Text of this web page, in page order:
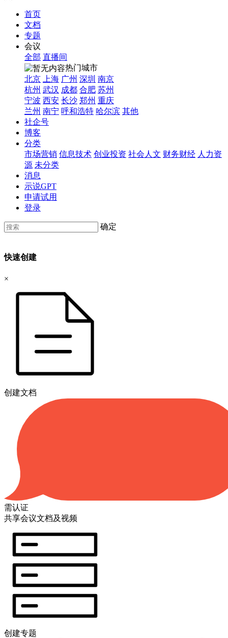
首页
文档
专题
会议
全部 直播间
热门城市
北京
上海 广州 深圳 南京
杭州 武汉 成都 合肥 苏州
宁波 西安 长沙 郑州 重庆
兰州 南宁 呼和浩特 哈尔滨 其他
社企号
博客
分类
市场营销 信息技术 创业投资 社会人文 财务财经 人力资
源 未分类
消息
示说GPT
申请试用
登录
确定
快速创建
×
创建文档
需认证
共享会议文档及视频
创建专题